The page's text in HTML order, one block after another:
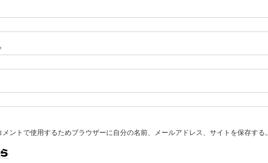
メントで使用するためブラウザーに自分の名前、メールアドレス、サイトを保存する。